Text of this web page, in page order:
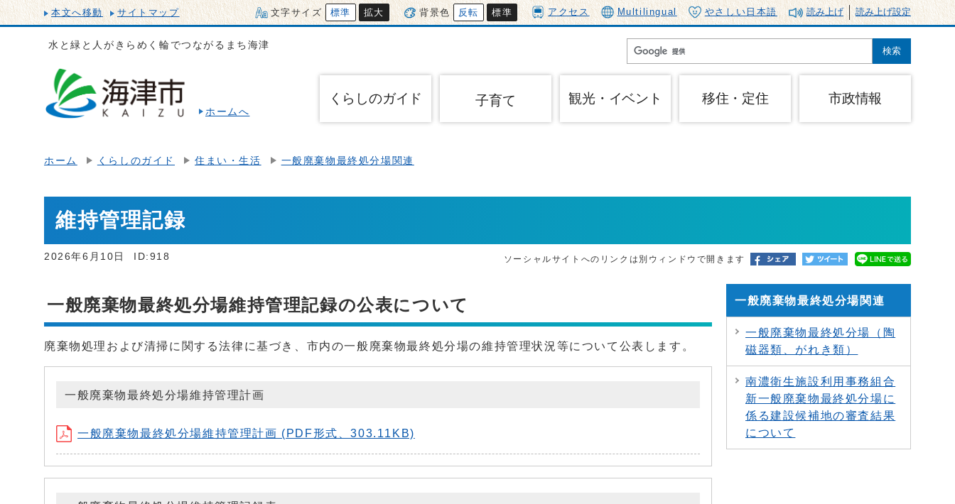
本文へ移動 サイトマップ 文字サイズ 標準 拡大 背景色 反転 標準 アクセス Multilingual やさしい日本語 読み上げ 読み上げ設定
水と緑と人がきらめく輪でつながるまち海津
ホームへ
くらしのガイド 子育て 観光・イベント 移住・定住 市政情報
ホーム くらしのガイド 住まい・生活 一般廃棄物最終処分場関連
維持管理記録
2026年6月10日 ID:918 ソーシャルサイトへのリンクは別ウィンドウで開きます
一般廃棄物最終処分場維持管理記録の公表について
廃棄物処理および清掃に関する法律に基づき、市内の一般廃棄物最終処分場の維持管理状況等について公表します。
一般廃棄物最終処分場維持管理計画
一般廃棄物最終処分場維持管理計画 (PDF形式、303.11KB)
一般廃棄物最終処分場関連
一般廃棄物最終処分場（陶
磁器類、がれき類）
南濃衛生施設利用事務組合
新一般廃棄物最終処分場に
係る建設候補地の審査結果
について